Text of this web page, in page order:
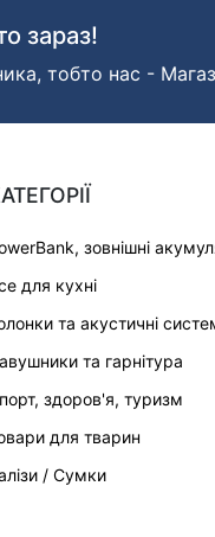
зараз!
тобто нас -
зовнішні
для кухні
та акустичні
та гарнітура
здоров'я, туризм
для тварин
/ Сумки